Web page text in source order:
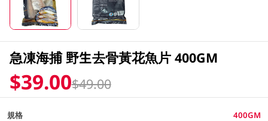
急凍海捕 野生去骨黃花魚片 400GM
$39.00$49.00
規格 400GM